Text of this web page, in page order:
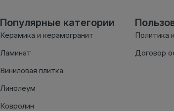
Популярные категории
Керамика и керамогранит
Ламинат
Виниловая плитка
Линолеум
Ковролин
Политика
Договор